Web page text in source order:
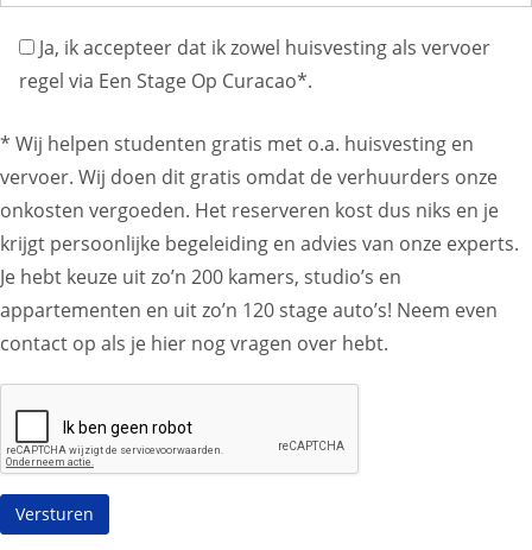
Ja, ik accepteer dat ik zowel huisvesting als vervoer
regel via Een Stage Op Curacao*.
* Wij helpen studenten gratis met o.a. huisvesting en
vervoer. Wij doen dit gratis omdat de verhuurders onze
onkosten vergoeden. Het reserveren kost dus niks en je
krijgt persoonlijke begeleiding en advies van onze experts.
Je hebt keuze uit zo’n 200 kamers, studio’s en
appartementen en uit zo’n 120 stage auto’s! Neem even
contact op als je hier nog vragen over hebt.